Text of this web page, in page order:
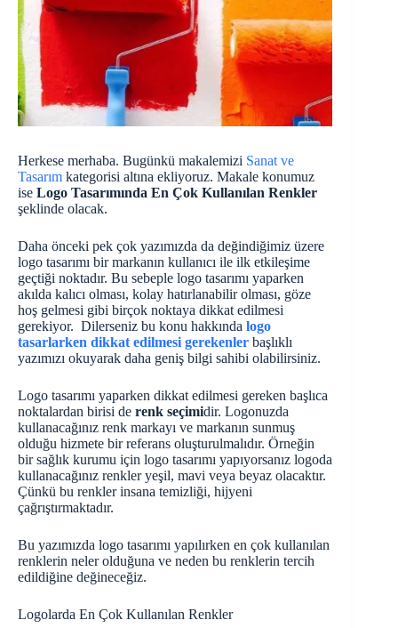
Herkese merhaba. Bugünkü makalemizi Sanat ve
Tasarım kategorisi altına ekliyoruz. Makale konumuz
ise Logo Tasarımında En Çok Kullanılan Renkler
şeklinde olacak.
Daha önceki pek çok yazımızda da değindiğimiz üzere
logo tasarımı bir markanın kullanıcı ile ilk etkileşime
geçtiği noktadır. Bu sebeple logo tasarımı yaparken
akılda kalıcı olması, kolay hatırlanabilir olması, göze
hoş gelmesi gibi birçok noktaya dikkat edilmesi
gerekiyor. Dilerseniz bu konu hakkında logo
tasarlarken dikkat edilmesi gerekenler başlıklı
yazımızı okuyarak daha geniş bilgi sahibi olabilirsiniz.
Logo tasarımı yaparken dikkat edilmesi gereken başlıca
noktalardan birisi de renk seçimidir. Logonuzda
kullanacağınız renk markayı ve markanın sunmuş
olduğu hizmete bir referans oluşturulmalıdır. Örneğin
bir sağlık kurumu için logo tasarımı yapıyorsanız logoda
kullanacağınız renkler yeşil, mavi veya beyaz olacaktır.
Çünkü bu renkler insana temizliği, hijyeni
çağrıştırmaktadır.
Bu yazımızda logo tasarımı yapılırken en çok kullanılan
renklerin neler olduğuna ve neden bu renklerin tercih
edildiğine değineceğiz.
Logolarda En Çok Kullanılan Renkler